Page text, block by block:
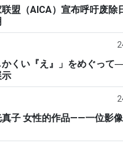
盟（AICA）宣布呼吁废除
くい『え』」をめぐって
真子 女性的作品——一位影